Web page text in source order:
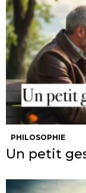
PHILOSOPHIE
Un petit